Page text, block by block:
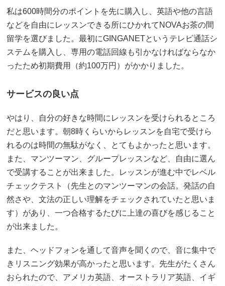
私は600時間分のポイントを先に購入し、英語や他の言語
などを自由にレッスンできる所にひかれてNOVAお茶の間
留学を選びました。最初にGINGANETというテレビ通話シ
ステムを購入し、専用の電話回線も引かなければならなか
ったため初期費用（約100万円）がかかりました。
サービスの良い点
やはり、自分の好きな時間にレッスンを受けられるところ
だと思います。朝8時くらいからレッスンを自宅で受けら
れるのは時間の無駄がなく、とてもよかったと思います。
また、マンツーマン、グループレッスンなど、自由に選ん
で受講することが出来ました。レッスンが進む中でレベル
チェックテスト（先生とのマンツーマンの会話。発話の自
然さや、文法の正しい理解をチェックされていたと思いま
す）があり、一つ合格するたびに上達の喜びを感じること
が出来ました。
また、ヘッドフォンを通して音声を聞くので、音に集中で
きリスニング効果が高かったと思います。先生がたくさん
おられたので、アメリカ英語、オーストラリア英語、イギ